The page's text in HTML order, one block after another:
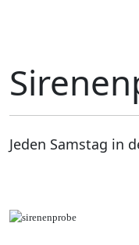
Jeden Samstag in